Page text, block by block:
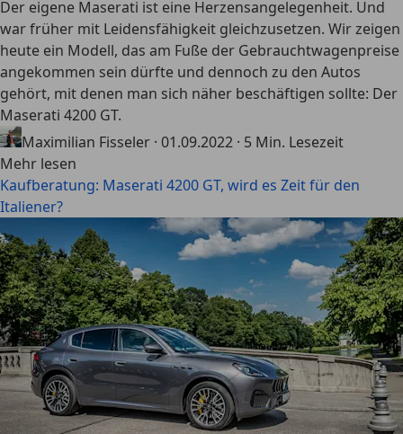
Der eigene Maserati ist eine Herzensangelegenheit. Und
war früher mit Leidensfähigkeit gleichzusetzen. Wir zeigen
heute ein Modell, das am Fuße der Gebrauchtwagenpreise
angekommen sein dürfte und dennoch zu den Autos
gehört, mit denen man sich näher beschäftigen sollte: Der
Maserati 4200 GT.
Maximilian Fisseler · 01.09.2022 · 5 Min. Lesezeit
Mehr lesen
Kaufberatung: Maserati 4200 GT, wird es Zeit für den
Italiener?